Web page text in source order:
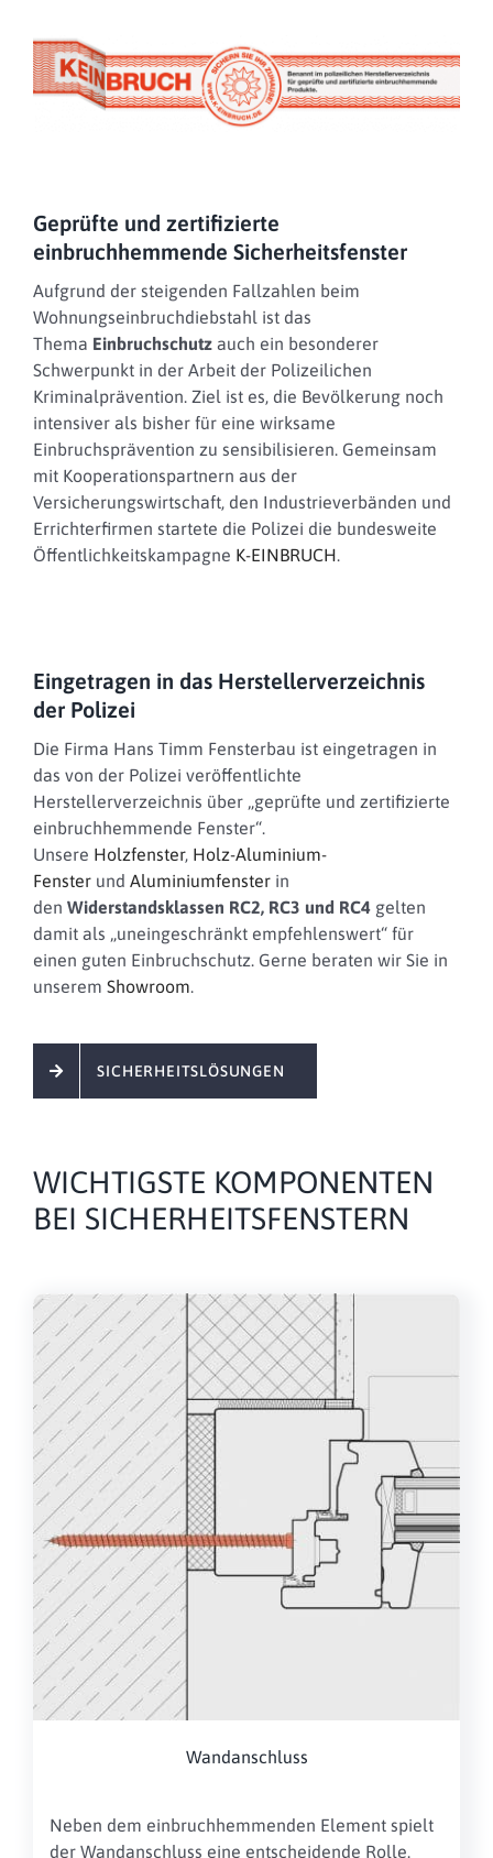
Geprüfte und zertifizierte
einbruchhemmende Sicherheitsfenster
Aufgrund der steigenden Fallzahlen beim
Wohnungseinbruchdiebstahl ist das
Thema Einbruchschutzauch ein besonderer
Schwerpunkt in der Arbeit der Polizeilichen
Kriminalprävention. Ziel ist es, die Bevölkerung noch
intensiver als bisher für eine wirksame
Einbruchsprävention zu sensibilisieren. Gemeinsam
mit Kooperationspartnern aus der
Versicherungswirtschaft, den Industrieverbänden und
Errichterfirmen startete die Polizei die bundesweite
Öffentlichkeitskampagne K-EINBRUCH.
Eingetragen in das Herstellerverzeichnis
der Polizei
Die Firma Hans Timm Fensterbau ist eingetragen in
das von der Polizei veröffentlichte
Herstellerverzeichnis über „geprüfte und zertifizierte
einbruchhemmende Fenster“.
Unsere Holzfenster, Holz-Aluminium-
Fensterund Aluminiumfensterin
den Widerstandsklassen RC2, RC3 und RC4gelten
damit als „uneingeschränkt empfehlenswert“ für
einen guten Einbruchschutz. Gerne beraten wir Sie in
unserem Showroom.
SICHERHEITSLÖSUNGEN
WICHTIGSTE KOMPONENTEN
BEI SICHERHEITSFENSTERN
Wandanschluss
Neben dem einbruchhemmenden Element spielt
der Wandanschluss eine entscheidende Rolle.